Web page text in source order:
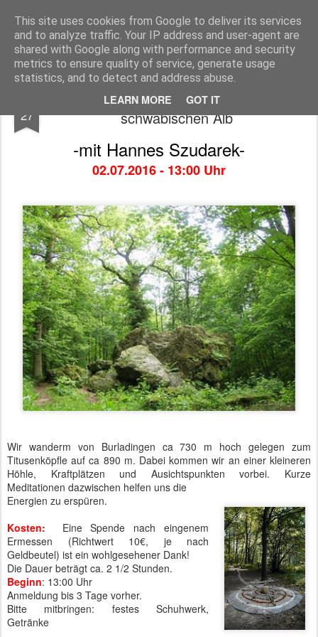
This site uses cookies from Google to deliver its services
and to analyze traffic. Your IP address and user-agent are
shared with Google along with performance and security
metrics to ensure quality of service, generate usage
statistics, and to detect and address abuse.
LEARN MORE GOT IT
Freigeist - ReHU - Forum Institut für Grenzwissenschaften - Spiritualität - Zukunftsforschung - Einheit
Pages
27
Kraftplatzwanderung auf der
schwäbischen Alb
-mit Hannes Szudarek-
02.07.2016- 13:00 Uhr
Wir wanderm von Burladingen ca 730 m hoch gelegen zum
Titusenköpfle auf ca 890 m. Dabei kommen wir an einer kleineren
Höhle, Kraftplätzen und Ausichtspunkten vorbei. Kurze
Meditationen dazwischen helfen uns die
Energien zu erspüren.
Kosten: Eine Spende nach eingenem
Ermessen (Richtwert 10€, je nach
Geldbeutel) ist ein wohlgesehener Dank!
Die Dauer beträgt ca. 2 1/2 Stunden.
Beginn: 13:00 Uhr
Anmeldung bis 3 Tage vorher.
Bitte mitbringen: festes Schuhwerk,
Getränke